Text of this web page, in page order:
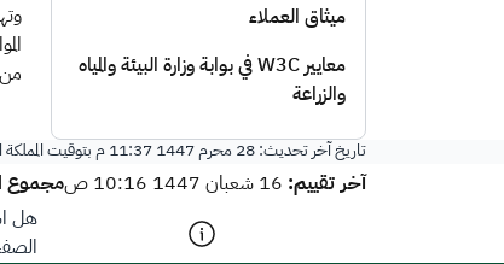
ميثاق العملاء
معايير W3C في بوابة وزارة البيئة والمياه
والزراعة
تاريخ آخر تحديث:28 محرم 1447 11:37 م بتوقيت
آخر تقييم: 16 شعبان 1447 10:16 ص مجموع
هل